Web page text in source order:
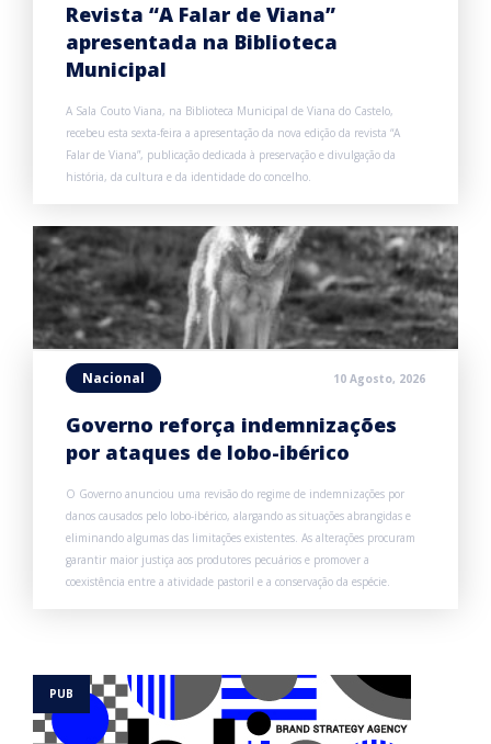
Revista “A Falar de Viana”
apresentada na Biblioteca
Municipal
A Sala Couto Viana, na Biblioteca Municipal de Viana do Castelo,
recebeu esta sexta-feira a apresentação da nova edição da revista “A
Falar de Viana”, publicação dedicada à preservação e divulgação da
história, da cultura e da identidade do concelho.
Nacional 10 Agosto, 2026
Governo reforça indemnizações
por ataques de lobo-ibérico
O Governo anunciou uma revisão do regime de indemnizações por
danos causados pelo lobo-ibérico, alargando as situações abrangidas e
eliminando algumas das limitações existentes. As alterações procuram
garantir maior justiça aos produtores pecuários e promover a
coexistência entre a atividade pastoril e a conservação da espécie.